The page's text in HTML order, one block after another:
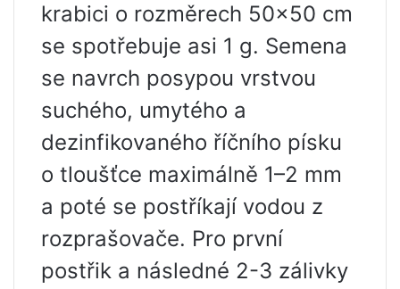
krabici o rozměrech 50×50 cm
se spotřebuje asi 1 g. Semena
se navrch posypou vrstvou
suchého, umytého a
dezinfikovaného říčního písku
o tloušťce maximálně 1–2 mm
a poté se postříkají vodou z
rozprašovače. Pro první
postřik a následné 2-3 zálivky